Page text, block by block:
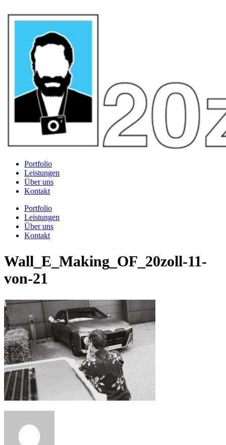
Portfolio
Leistungen
Über uns
Kontakt
Portfolio
Leistungen
Über uns
Kontakt
Wall_E_Making_OF_20zoll-11-
von-21